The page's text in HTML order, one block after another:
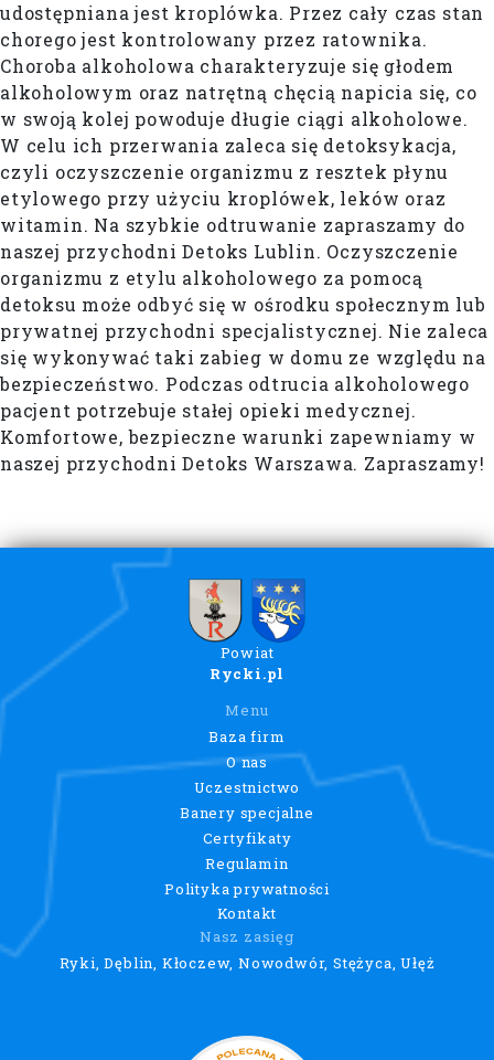
udostępniana jest kroplówka. Przez cały czas stan
chorego jest kontrolowany przez ratownika.
Choroba alkoholowa charakteryzuje się głodem
alkoholowym oraz natrętną chęcią napicia się, co
w swoją kolej powoduje długie ciągi alkoholowe.
W celu ich przerwania zaleca się detoksykacja,
czyli oczyszczenie organizmu z resztek płynu
etylowego przy użyciu kroplówek, leków oraz
witamin. Na szybkie odtruwanie zapraszamy do
naszej przychodni Detoks Lublin. Oczyszczenie
organizmu z etylu alkoholowego za pomocą
detoksu może odbyć się w ośrodku społecznym lub
prywatnej przychodni specjalistycznej. Nie zaleca
się wykonywać taki zabieg w domu ze względu na
bezpieczeństwo. Podczas odtrucia alkoholowego
pacjent potrzebuje stałej opieki medycznej.
Komfortowe, bezpieczne warunki zapewniamy w
naszej przychodni Detoks Warszawa. Zapraszamy!
Powiat
Rycki.pl
Menu
Baza firm
O nas
Uczestnictwo
Banery specjalne
Certyfikaty
Regulamin
Polityka prywatności
Kontakt
Nasz zasięg
Ryki, Dęblin, Kłoczew, Nowodwór, Stężyca, Ułęż